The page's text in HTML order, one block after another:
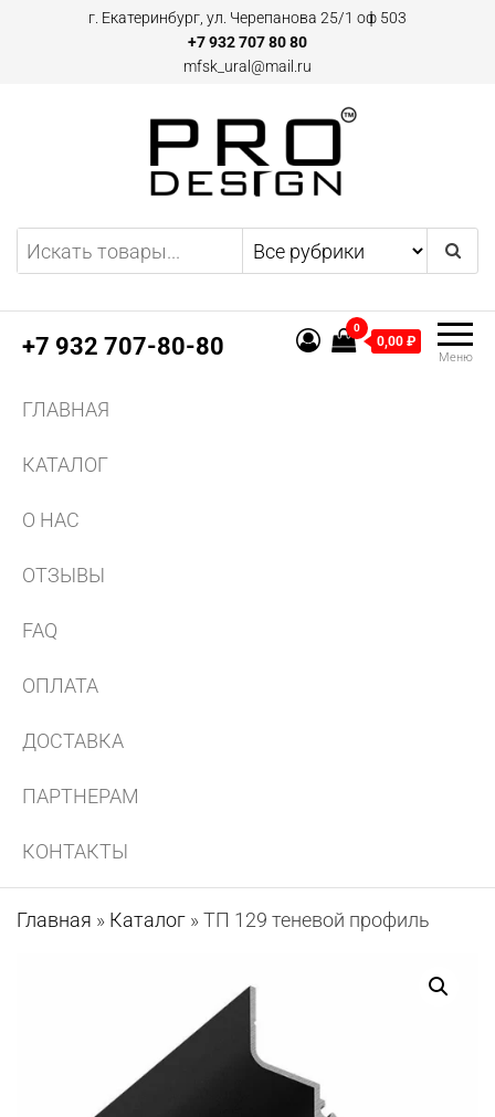
г. Екатеринбург, ул. Черепанова 25/1 оф 503
+7 932 707 80 80
mfsk_ural@mail.ru
Двери и плинтусы скрытого
монтажа Pro Design в
Екатеринбурге
Предоставляем
эксклюзивные предложения
скрытого монтажа, а также
другим профилям и
конструкциям из алюминия.
+7 932 707-80-80 Меню
0
0,00 ₽
ГЛАВНАЯ
КАТАЛОГ
О НАС
ОТЗЫВЫ
FAQ
ОПЛАТА
ДОСТАВКА
ПАРТНЕРАМ
КОНТАКТЫ
Главная » Каталог »ТП 129 теневой профиль